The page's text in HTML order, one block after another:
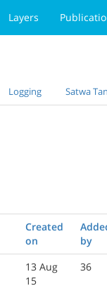
Layers
Logging Satwa
Created
on
by
13 Aug
15
36